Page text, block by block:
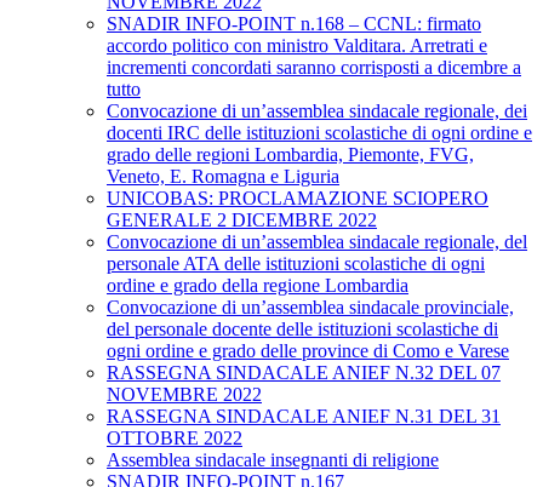
SNADIR INFO-POINT n.168 – CCNL: firmato
accordo politico con ministro Valditara. Arretrati e
incrementi concordati saranno corrisposti a dicembre a
tutto
Convocazione di un’assemblea sindacale regionale, dei
docenti IRC delle istituzioni scolastiche di ogni ordine e
grado delle regioni Lombardia, Piemonte, FVG,
Veneto, E. Romagna e Liguria
UNICOBAS: PROCLAMAZIONE SCIOPERO
GENERALE 2 DICEMBRE 2022
Convocazione di un’assemblea sindacale regionale, del
personale ATA delle istituzioni scolastiche di ogni
ordine e grado della regione Lombardia
Convocazione di un’assemblea sindacale provinciale,
del personale docente delle istituzioni scolastiche di
ogni ordine e grado delle province di Como e Varese
RASSEGNA SINDACALE ANIEF N.32 DEL 07
NOVEMBRE 2022
RASSEGNA SINDACALE ANIEF N.31 DEL 31
OTTOBRE 2022
Assemblea sindacale insegnanti di religione
SNADIR INFO-POINT n.167